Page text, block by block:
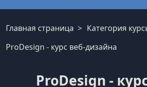
Главная страница
Категория
ProDesign - курс веб-дизайна
ProDesign -